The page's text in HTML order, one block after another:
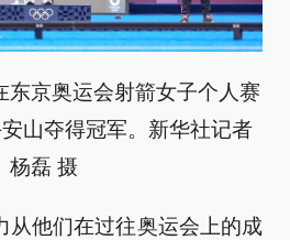
东京奥运会射箭女子个人赛
山夺得冠军。新华社记者
杨磊 摄
从他们在过往奥运会上的成